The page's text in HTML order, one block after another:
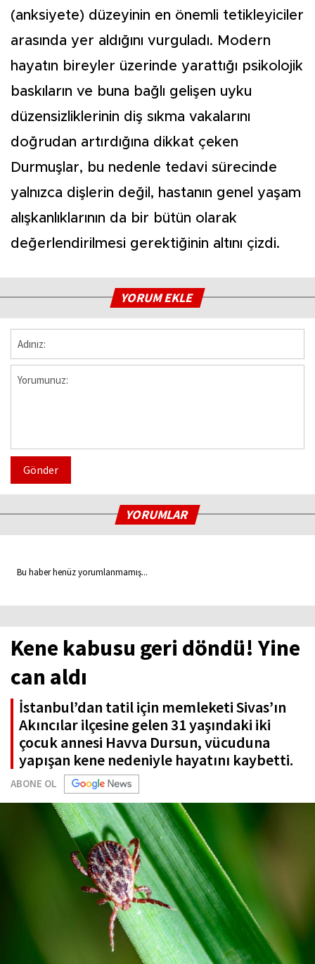
(anksiyete) düzeyinin en önemli tetikleyiciler
arasında yer aldığını vurguladı. Modern
hayatın bireyler üzerinde yarattığı psikolojik
baskıların ve buna bağlı gelişen uyku
düzensizliklerinin diş sıkma vakalarını
doğrudan artırdığına dikkat çeken
Durmuşlar, bu nedenle tedavi sürecinde
yalnızca dişlerin değil, hastanın genel yaşam
alışkanlıklarının da bir bütün olarak
değerlendirilmesi gerektiğinin altını çizdi.
YORUM EKLE
Gönder
YORUMLAR
Bu haber henüz yorumlanmamış...
Kene kabusu geri döndü! Yine
can aldı
İstanbul’dan tatil için memleketi Sivas’ın
Akıncılar ilçesine gelen 31 yaşındaki iki
çocuk annesi Havva Dursun, vücuduna
yapışan kene nedeniyle hayatını kaybetti.
ABONE OL